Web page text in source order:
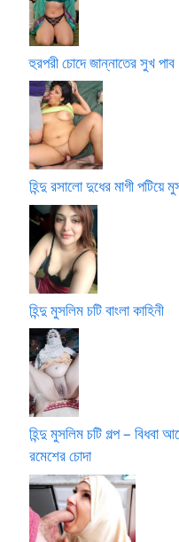
হুরপরী চোদে জান্নাতের সুখ পাব
হিন্দু রসালো দুধের মাগী
হিন্দু মুসলিম চটি বাংলা কাহিনী
হিন্দু মুসলিম চটি গল্প – বিধবা
রমেশের চোদা